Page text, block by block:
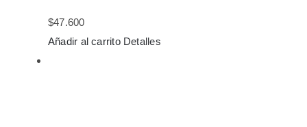
$47.600
Añadir al carrito Detalles